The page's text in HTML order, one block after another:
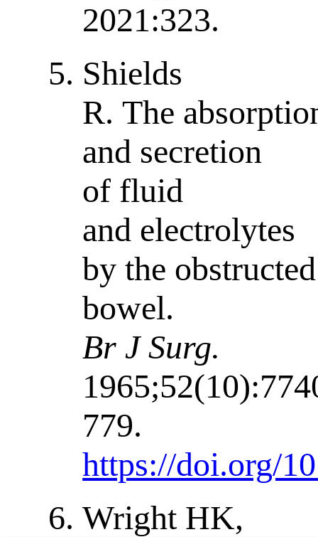
2021:323.
Shields
R. The
and secretion
of fluid
and electrolytes
by the obstructed
bowel.
Br J Surg.
779.
https://doi.org/
Wright HK,